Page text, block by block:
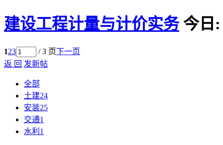
建设工程计量与计价实务 今日
123 / 3 页下一页
返 回 发新帖
全部
土建24
安装25
交通1
水利 1